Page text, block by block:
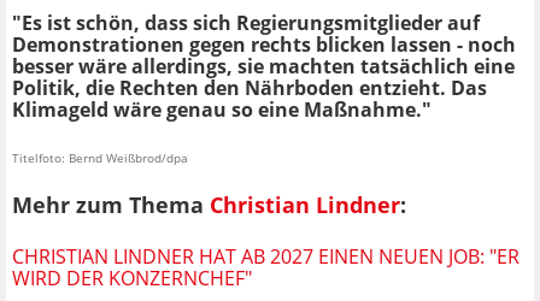
"Es ist schön, dass sich Regierungsmitglieder auf
Demonstrationen gegen rechts blicken lassen - noch
besser wäre allerdings, sie machten tatsächlich eine
Politik, die Rechten den Nährboden entzieht. Das
Klimageld wäre genau so eine Maßnahme."
Titelfoto: Bernd Weißbrod/dpa
Mehr zum Thema Christian Lindner:
CHRISTIAN LINDNER HAT AB 2027 EINEN NEUEN JOB: "ER
WIRD DER KONZERNCHEF"